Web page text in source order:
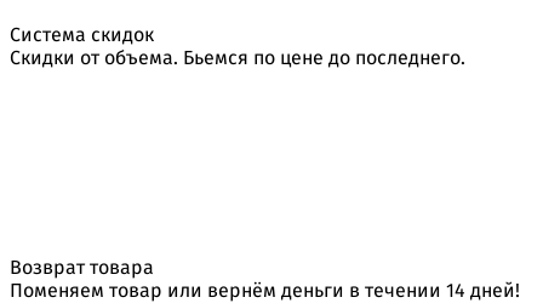
Система скидок
Скидки от объема. Бьемся по цене до последнего.
Возврат товара
Поменяем товар или вернём деньги в течении 14 дней!